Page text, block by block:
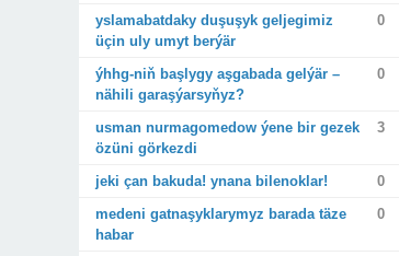
yslamabatdaky duşuşyk geljegimiz
üçin uly umyt berýär
0
ýhhg-niň başlygy aşgabada gelýär –
nähili garaşýarsyňyz?
0
usman nurmagomedow ýene bir gezek
özüni görkezdi
3
jeki çan bakuda! ynana bilenoklar!
0
medeni gatnaşyklarymyz barada täze
habar
0